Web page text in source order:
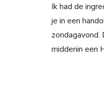
Ik had de
je in een
middenin een